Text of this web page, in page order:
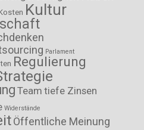
Kultur
Parlament
Regulierung
Team tiefe Zinsen
Widerstände
Öffentliche Meinung